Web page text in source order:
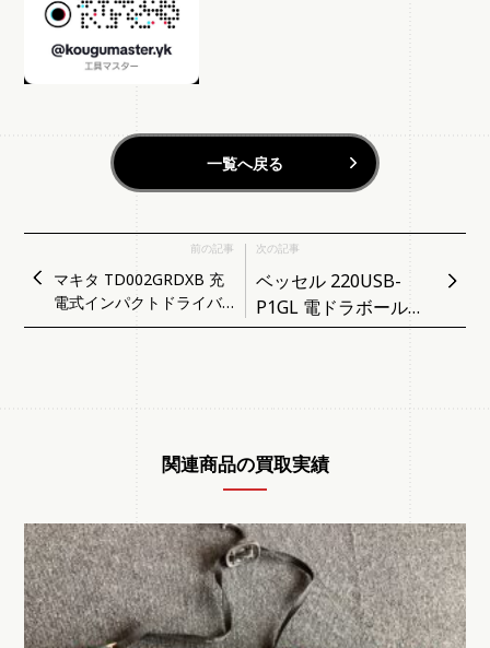
一覧へ戻る
次の記事
ベッセル 220USB-
P1GL 電ドラボールプ
ラス（プレミアムゴー
前の記事
マキタ TD002GRDXB 充
電式インパクトドライバ
ー
関連商品の買取実績